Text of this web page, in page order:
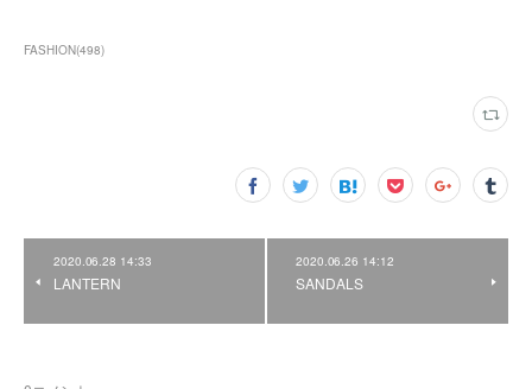
FASHION(498)
2020.06.28 14:33
LANTERN
2020.06.26 14:12
SANDALS